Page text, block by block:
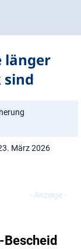
länger
sind
März 2026